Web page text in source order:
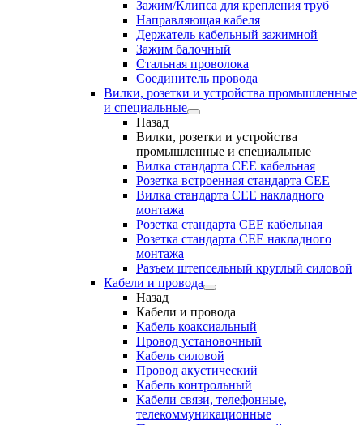
Зажим/Клипса для крепления труб
Направляющая кабеля
Держатель кабельный зажимной
Зажим балочный
Стальная проволока
Соединитель провода
Вилки, розетки и устройства промышленные
и специальные
Назад
Вилки, розетки и устройства
промышленные и специальные
Вилка стандарта CEE кабельная
Розетка встроенная стандарта CEE
Вилка стандарта CEE накладного
монтажа
Розетка стандарта СЕЕ кабельная
Розетка стандарта СЕЕ накладного
монтажа
Разъем штепсельный круглый силовой
Кабели и провода
Назад
Кабели и провода
Кабель коаксиальный
Провод установочный
Кабель силовой
Провод акустический
Кабель контрольный
Кабели связи, телефонные,
телекоммуникационные